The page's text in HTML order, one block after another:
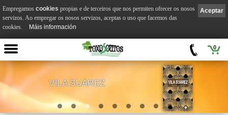
0
VILA SUÁREZ
Aceptar
Empregamos cookies propias e de terceiros que nos permiten ofrecer os nosos
servizos. Ao empregar os nosos servizos, aceptas o uso que facemos das
cookies.
Máis información